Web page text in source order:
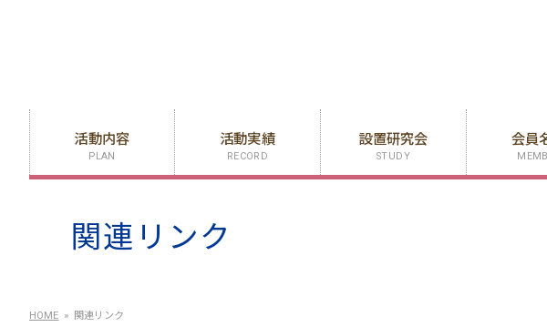
活動内容
PLAN
活動実績
RECORD
設置研究会
STUDY
会員
関連リンク
HOME 関連リンク